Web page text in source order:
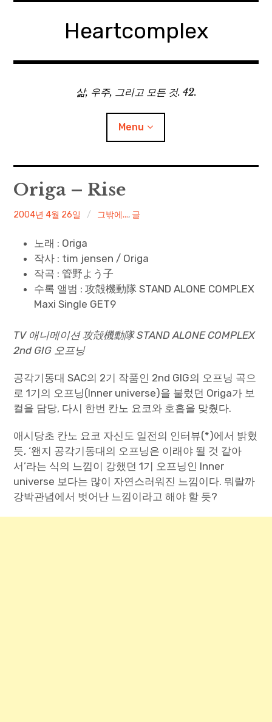
Heartcomplex
삶, 우주, 그리고 모든 것. 42.
Menu
홈
Private Military Manager: Tactical Auto Battler
Plebby Quest: The Crusades
GOTYS
Paper Star Fighters
Homemade Studio
Blender Training
English
Origa – Rise
irene
2004년 4월 26일 그밖에..., 글
노래 : Origa
작사 : tim jensen / Origa
작곡 : 管野よう子
수록 앨범 : 攻殻機動隊 STAND ALONE COMPLEX
Maxi Single GET9
TV 애니메이션 攻殻機動隊 STAND ALONE COMPLEX
2nd GIG 오프닝
공각기동대 SAC의 2기 작품인 2nd GIG의 오프닝 곡으
로 1기의 오프닝(Inner universe)을 불렀던 Origa가 보
컬을 담당, 다시 한번 칸노 요코와 호흡을 맞췄다.
애시당초 칸노 요코 자신도 일전의 인터뷰(*)에서 밝혔
듯, ‘왠지 공각기동대의 오프닝은 이래야 될 것 같아
서’라는 식의 느낌이 강했던 1기 오프닝인 Inner
universe 보다는 많이 자연스러워진 느낌이다. 뭐랄까
강박관념에서 벗어난 느낌이라고 해야 할 듯?